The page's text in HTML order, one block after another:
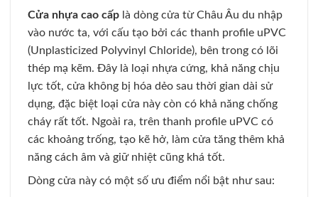
Cửa nhựa cao cấp là dòng cửa từ Châu Âu du nhập
vào nước ta, với cấu tạo bởi các thanh profile uPVC
(Unplasticized Polyvinyl Chloride), bên trong có lõi
thép mạ kẽm. Đây là loại nhựa cứng, khả năng chịu
lực tốt, cửa không bị hóa dẻo sau thời gian dài sử
dụng, đặc biệt loại cửa này còn có khả năng chống
cháy rất tốt. Ngoài ra, trên thanh profile uPVC có
các khoảng trống, tạo kẽ hở, làm cửa tăng thêm khả
năng cách âm và giữ nhiệt cũng khá tốt.
Dòng cửa này có một số ưu điểm nổi bật như sau: